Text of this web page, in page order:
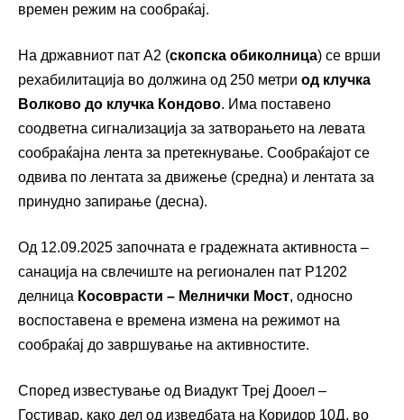
времен режим на сообраќај.
На државниот пат А2 (скопска обиколница) се врши
рехабилитација во должина од 250 метри од клучка
Волково до клучка Кондово. Има поставено
соодветна сигнализација за затворањето на левата
сообраќајна лента за претекнување. Сообраќајот се
одвива по лентата за движење (средна) и лентата за
принудно запирање (десна).
Од 12.09.2025 започната е градежната активноста –
санација на свлечиште на регионален пат Р1202
делница Косоврасти – Мелнички Мост, односно
воспоставена е времена измена на режимот на
сообраќај до завршување на активностите.
Според известување од Виадукт Треј Дооел –
Гостивар, како дел од изведбата на Коридор 10Д, во